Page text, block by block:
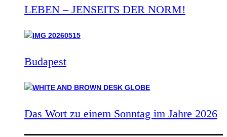
LEBEN – JENSEITS DER NORM!
Budapest
Das Wort zu einem Sonntag im Jahre 2026